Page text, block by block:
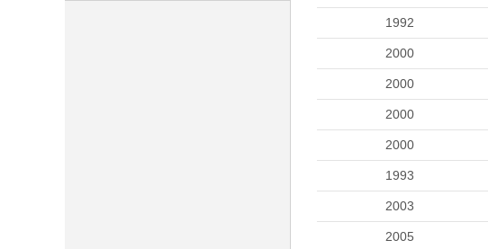
1992
2000
2000
2000
2000
1993
2003
2005